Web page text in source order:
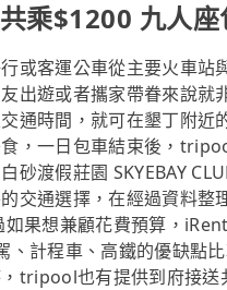
乘$1200 九人
或客運公車從主要火車
出遊或者攜家帶眷來說
通時間，就可在墾丁附
，一日包車結束後，
砂渡假莊園 SKYEBAY
交通選擇，在經過資料
果想兼顧花費預算，
、計程車、高鐵的優缺點
tripool也有提供到府接送